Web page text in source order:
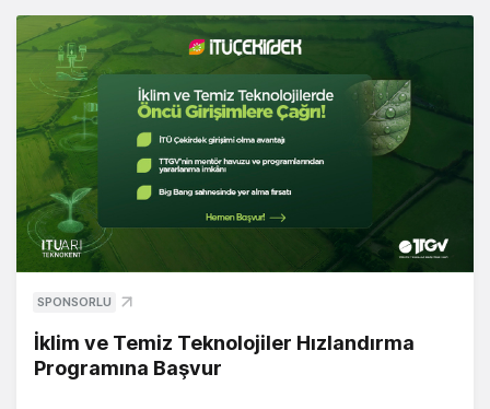
SPONSORLU
İklim ve Temiz Teknolojiler Hızlandırma
Programına Başvur